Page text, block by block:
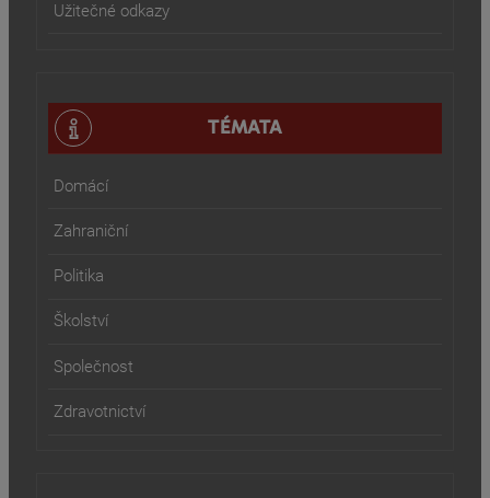
Užitečné odkazy
TÉMATA
Domácí
Zahraniční
Politika
Školství
Společnost
Zdravotnictví